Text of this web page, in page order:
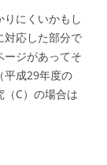
にくいかもし
対応した部分で
ージがあってそ
平成29年度の
C）の場合は